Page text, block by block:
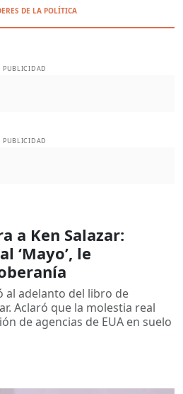
DE LA POLÍTICA
PUBLICIDAD
PUBLICIDAD
a Ken Salazar:
‘Mayo’, le
al adelanto del libro de
Aclaró que la molestia real
de agencias de EUA en suelo